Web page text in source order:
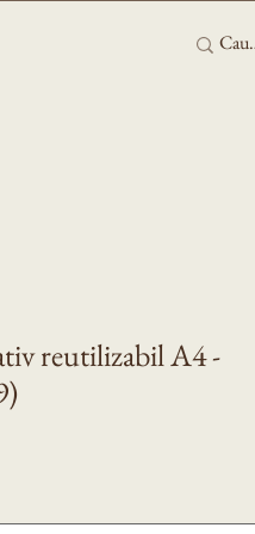
reutilizabil A4 -